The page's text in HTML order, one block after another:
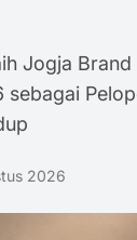
Jogja Brand
sebagai
2026